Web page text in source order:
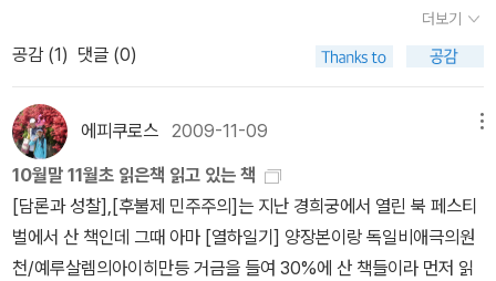
가 고전을 읽는 듯한 느낌을 준다. 아일랜드 출신이라서 그런가? (상
관있는지는 모르겠지만;;) 이야기 중, '반사되는 눈'은 짧지만 찰리파
하는데(투덜투덜-_-;) 참, 그리고... ^^ 엄마가 강원도에서 돌아오셨
어요. 아주 밝아지셨네요. 물론;; 다시 강원도로 가고 싶어는 하시지만
(ㅠ_ㅠ) 역시 강원도의 힘은 믿을 만 했네요. 자연에 둘러싸여서 집안
일 신경 안 쓰시니 너무 좋으셨대요. 강원도에 계시는 동안 생식에 관
해 알게 되셨다고 이제 온 가족이 생식으로 바꾸자 하고 계세요. 생식
이 건강에도 좋고 뭣보다 생식하게 되면 식사준비는 신경 안 써도 되
대한 계획이다. 1965년부터 1년에 한 작품씩 꾸준히 썼고, 애석하게
도 펠이 1975년 세상을 떠났고 그 이후 시리즈 9에서 멈춘걸로 알고
있다. 사회비판이라고 해서 무거운 미스터리를 상상할 필요는 없다.
유머러스하고, 부부작가라 그런지 가족 이야기도 종종 나온다.얼마전
신간마실에서 소개한<맨발의 청춘>의 후지와라 신야가 로맨스 소설
과 추리 소설을 많이 썼는데, 그 중 '일본의 87분서 시리즈'라 불리는
신주쿠 경찰 시리즈를 썼다. 그 시리즈 번역되면, 내가 정말 열심히 봐
카, 앨리스 피터스, 제프리 디버 등이 두 권 이상의 작품들로 내게 큰
즐거움을 안긴 작가들이다. 오랜만에 다시 만날 수 있었던 아날두르
인드리다손, 로렌스 블록은 여전히 건재를 과시했으며, 또다시 정처
없는 오랜 기다림을 기꺼이 감수해야 할 작가들임을 재확인 시켜 주
었다. 선정 부문과 후보들올해의 베스트와 5개 세부 부문, 비非 미스
터리 부문으로 나누어 선정하였다. 서스펜스 스릴러가노 료이치 <제
물의 야회> 제프리 디버 <소녀의 무덤> 마이클 코넬리 <시인> 스콧
스미스 <심플 플랜>고전 미스터리크리스티아나 브랜드 <녹색은 위
험>안소니 버클리 콕스 <두 번째 총성>존 딕슨 카 <아라비안 나이트
략한 공연.사이즈 없는 몸. 사고(思考)가 거세된 머리.내가 연기하고
있는 이 배역이 어떤 것인지는 나도 잘 모른다. 단 한 가지 확실한 건,
생이란..... 기다림中'제프리 브라운 <고양이가 봉투에서 빠져나오는
방법> ★★★★★ 9컷만화로 된 미국 집사의 고양이 이야기. 봐도
봐도 질리지 않는 러블 미스티- 미야베 미유키 <구적초> ★★★ '크
로스파이어'의 원전인 단편 '번제'가 들어있다. 미미여사는 단편보다
는 장편쪽이.. 애덤 고프닉 <파리에서 달까지> ★★★★★ 파리에
사는 까칠한 뉴요커의 파리에 관한문화,정치,인간,역사 이야기레슬리
그것> 세권을 사려고 하였으나, 이번달에생각과 달리 많이 산 관계로
잠깐 고민하고 있는 사이 누군가에게 빼앗기고 말았군ㅠ<이미 산 책
들><죽음의 샘>은 그렇게나 살까 말까 망설이다가, 이번에 미도리의
책장에서사사키 조의 <에토로후발 긴급전>이 나왔길래 기념으로(?)
구입을 했다.막상 사고나니 흥미가 떨어져서 고이 모셔두고 있고, <
에토로후발 긴급전>은전작 <경관의 피>를 재미나게 읽어서 약간 기
대하는 중.마이클 코넬리의 <실종>과 <링컨 차를 타는 변호사>를 읽
고 스릴러에 다시 홀릭 중? 글 쓰는 재주는 탁월한 것 같다. <시인>
더보기
공감 (1) 댓글 (0)
에피쿠로스 2009-11-09
10월말 11월초 읽은책 읽고 있는 책
[담론과 성찰],[후불제 민주주의]는 지난 경희궁에서 열린 북 페스티
벌에서 산 책인데 그때 아마 [열하일기] 양장본이랑 독일비애극의원
천/예루살렘의아이히만등 거금을 들여 30%에 산 책들이라 먼저 읽